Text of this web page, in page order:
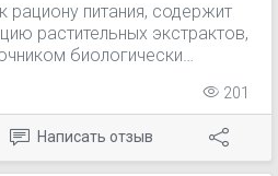
рациону питания, содержит
растительных экстрактов,
биологически
заболеваниях
очищению
функционированию
путей, повышению
201
Написать отзыв